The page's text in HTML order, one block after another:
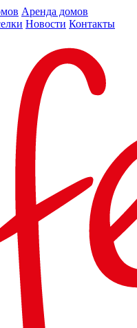
Аренда домов
Новости Контакты